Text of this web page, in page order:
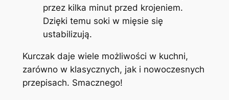
przez kilka minut przed krojeniem.
Dzięki temu soki w mięsie się
ustabilizują.
Kurczak daje wiele możliwości w kuchni,
zarówno w klasycznych, jak i nowoczesnych
przepisach. Smacznego!